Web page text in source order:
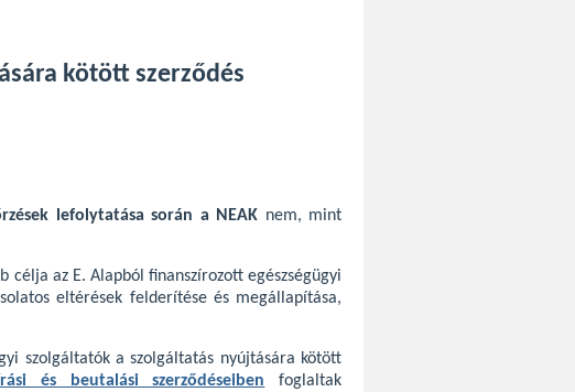
kötött szerződés
lefolytatása során a NEAK nem, mint
célja az E. Alapból finanszírozott egészségügyi
eltérések felderítése és megállapítása,
szolgáltatók a szolgáltatás nyújtására kötött
és beutalási szerződéseiben foglaltak